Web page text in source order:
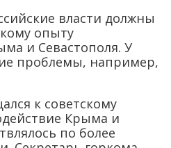
власти должны
опыту
и Севастополя. У
проблемы, например,
к советскому
Крыма и
по более